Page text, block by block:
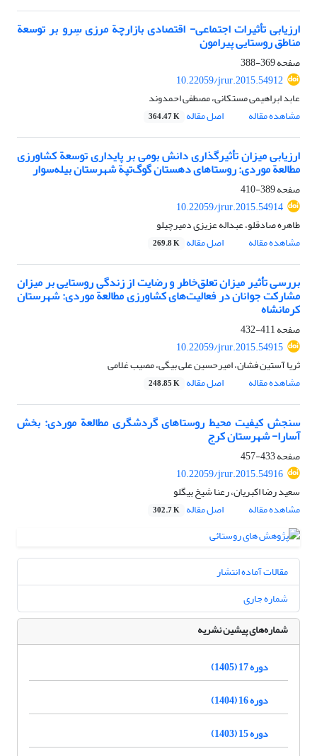
ارزیابی تأثیرات اجتماعی- اقتصادی بازارچة مرزی سِرو بر توسعة
مناطق روستایی پیرامون
صفحه369-388
10.22059/jrur.2015.54912
عابد ابراهیمی مستکانی، مصطفی احمدوند
مشاهده مقاله
اصل مقاله 364.47 K
ارزیابی میزان تأثیرگذاری دانش بومی بر پایداری توسعة کشاورزی
مطالعة موردی: روستاهای دهستان گوگ‌تپة شهرستان بیله‌سوار
صفحه389-410
10.22059/jrur.2015.54914
طاهره صادقلو، عبداله عزیزی دمیرچیلو
مشاهده مقاله
اصل مقاله 269.8 K
بررسی تأثیر میزان تعلق‌خاطر و رضایت از زندگی روستایی بر میزان
مشارکت جوانان در فعالیت‌های کشاورزی مطالعة موردی: شهرستان
کرمانشاه
صفحه411-432
10.22059/jrur.2015.54915
ثریا آستین فشان، امیرحسین علی بیگی، مصیب غلامی
مشاهده مقاله
اصل مقاله 248.85 K
سنجش کیفیت محیط روستاهای گردشگری مطالعة موردی: بخش
آسارا- شهرستان کرج
صفحه433-457
10.22059/jrur.2015.54916
سعید رضا اکبریان، رعنا شیخ بیگلو
مشاهده مقاله
اصل مقاله 302.7 K
مقالات آماده انتشار
شماره جاری
شماره‌های پیشین نشریه
دوره 17 (1405)
دوره 16 (1404)
دوره 15 (1403)